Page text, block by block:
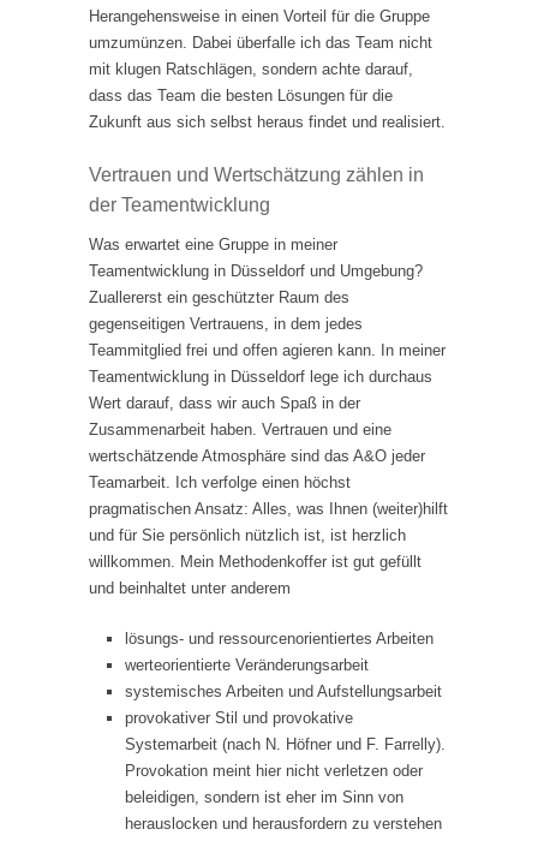
Herangehensweise in einen Vorteil für die Gruppe
umzumünzen. Dabei überfalle ich das Team nicht
mit klugen Ratschlägen, sondern achte darauf,
dass das Team die besten Lösungen für die
Zukunft aus sich selbst heraus findet und realisiert.
Vertrauen und Wertschätzung zählen in
der Teamentwicklung
Was erwartet eine Gruppe in meiner
Teamentwicklung in Düsseldorf und Umgebung?
Zuallererst ein geschützter Raum des
gegenseitigen Vertrauens, in dem jedes
Teammitglied frei und offen agieren kann. In meiner
Teamentwicklung in Düsseldorf lege ich durchaus
Wert darauf, dass wir auch Spaß in der
Zusammenarbeit haben. Vertrauen und eine
wertschätzende Atmosphäre sind das A&O jeder
Teamarbeit. Ich verfolge einen höchst
pragmatischen Ansatz: Alles, was Ihnen (weiter)hilft
und für Sie persönlich nützlich ist, ist herzlich
willkommen. Mein Methodenkoffer ist gut gefüllt
und beinhaltet unter anderem
lösungs- und ressourcenorientiertes Arbeiten
werteorientierte Veränderungsarbeit
systemisches Arbeiten und Aufstellungsarbeit
provokativer Stil und provokative
Systemarbeit (nach N. Höfner und F. Farrelly).
Provokation meint hier nicht verletzen oder
beleidigen, sondern ist eher im Sinn von
herauslocken und herausfordern zu verstehen